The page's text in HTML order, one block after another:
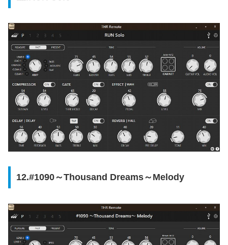
12.#1090～Thousand Dreams～Melody